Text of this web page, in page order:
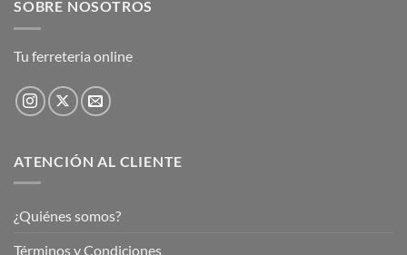
SOBRE NOSOTROS
Tu ferreteria online
ATENCIÓN AL CLIENTE
¿Quiénes somos?
Términos y Condiciones